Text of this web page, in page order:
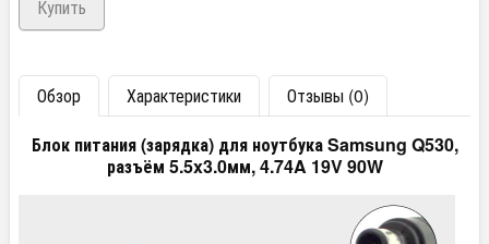
Обзор Характеристики
Отзывы (0)
Блок питания (зарядка) для ноутбука Samsung Q530,
разъём 5.5x3.0мм, 4.74A 19V 90W